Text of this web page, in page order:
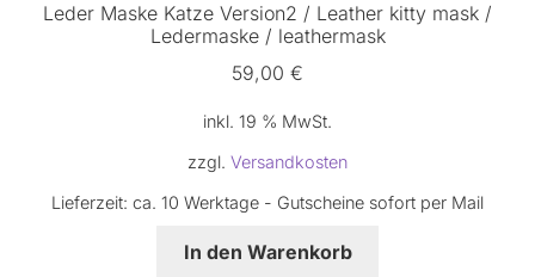
Leder Maske Katze Version2 / Leather kitty mask /
Ledermaske / leathermask
59,00 €
inkl. 19 % MwSt.
zzgl. Versandkosten
Lieferzeit: ca. 10 Werktage - Gutscheine sofort per Mail
In den Warenkorb